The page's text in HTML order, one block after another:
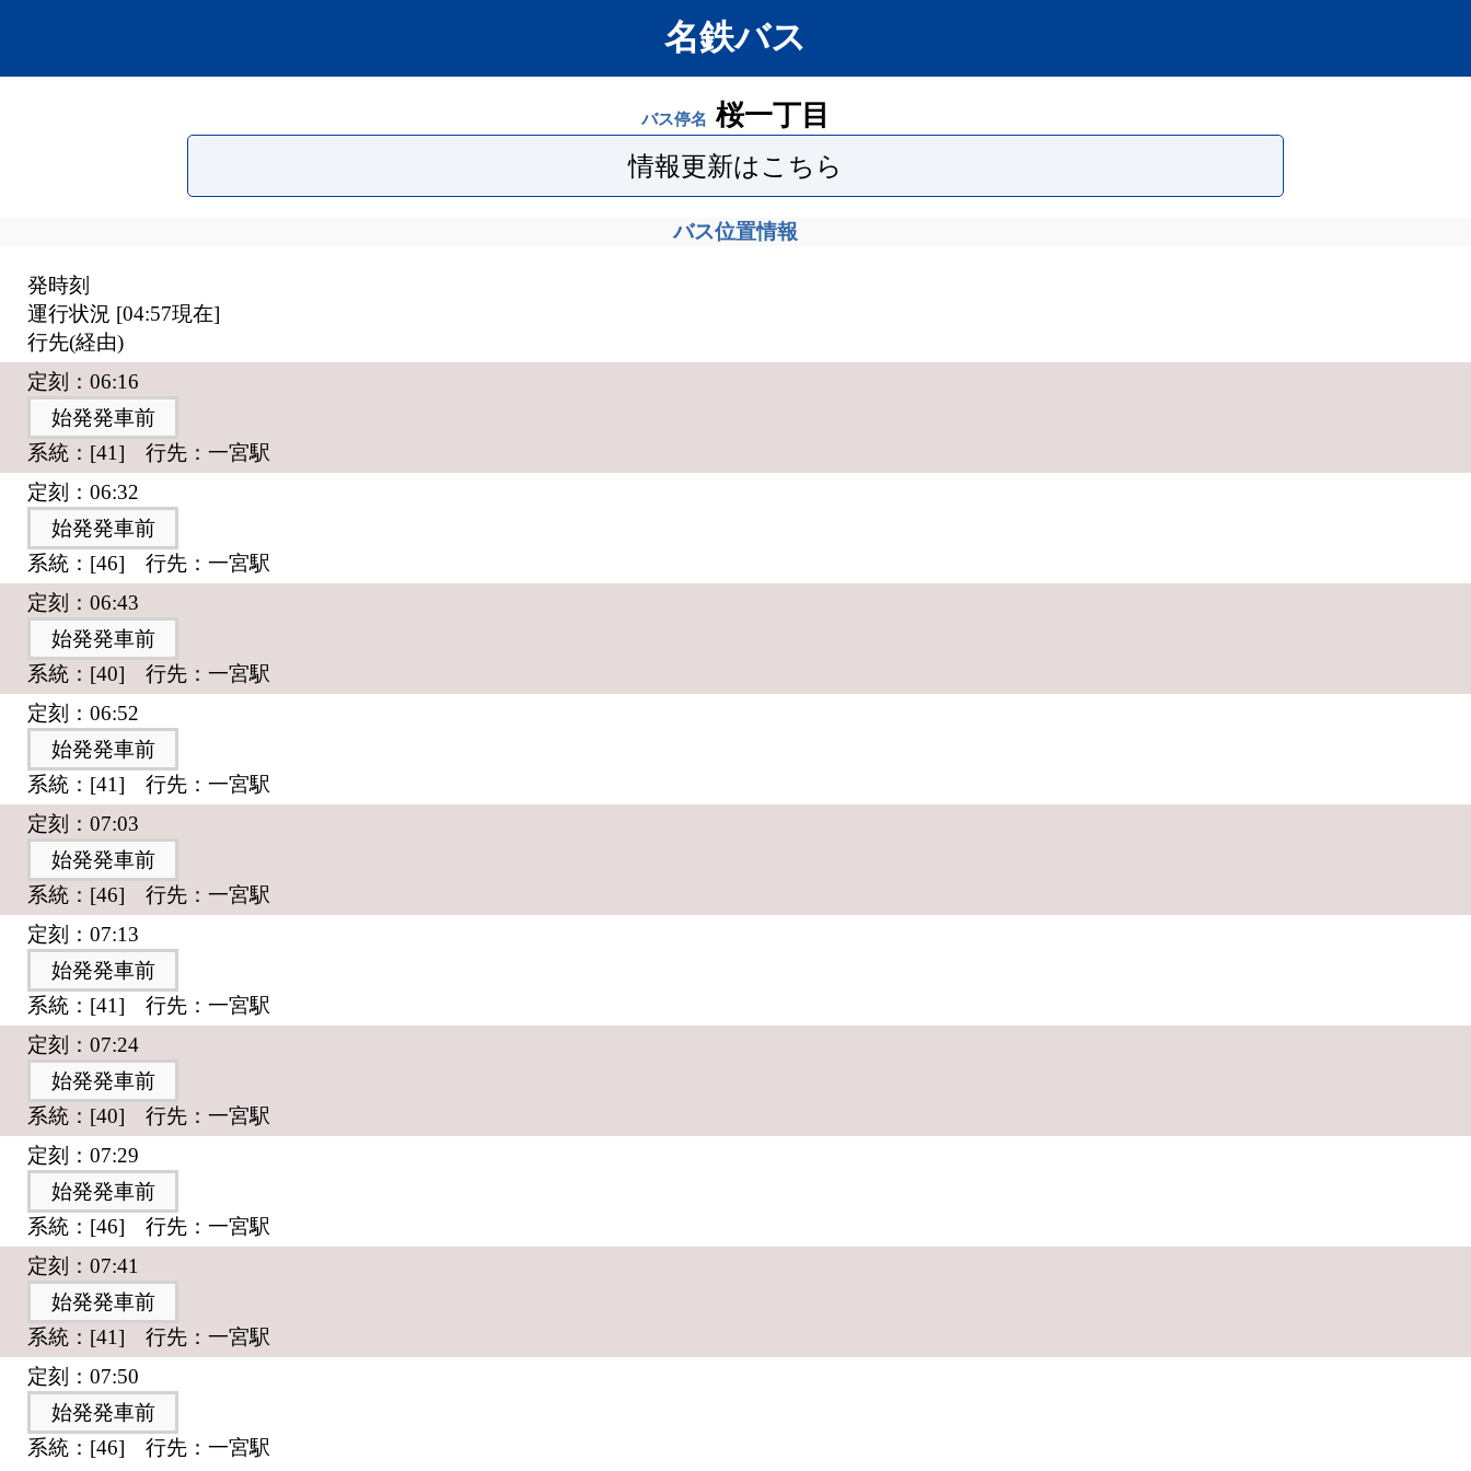
名鉄バス
バス停名 桜一丁目
情報更新はこちら
バス位置情報
発時刻
運行状況 [04:57現在]
行先(経由)
定刻：06:16
始発発車前
系統：[41] 行先：一宮駅
定刻：06:32
始発発車前
系統：[46] 行先：一宮駅
定刻：06:43
始発発車前
系統：[40] 行先：一宮駅
定刻：06:52
始発発車前
系統：[41] 行先：一宮駅
定刻：07:03
始発発車前
系統：[46] 行先：一宮駅
定刻：07:13
始発発車前
系統：[41] 行先：一宮駅
定刻：07:24
始発発車前
系統：[40] 行先：一宮駅
定刻：07:29
始発発車前
系統：[46] 行先：一宮駅
定刻：07:41
始発発車前
系統：[41] 行先：一宮駅
定刻：07:50
始発発車前
系統：[46] 行先：一宮駅